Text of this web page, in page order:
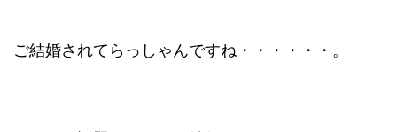
ご結婚されてらっしゃんですね・・・・・・。